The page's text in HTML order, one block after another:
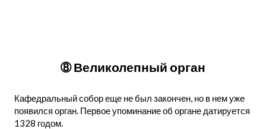
➇ Великолепный орган
Кафедральный собор еще не был закончен, но в нем уже
появился орган. Первое упоминание об органе датируется
1328 годом.